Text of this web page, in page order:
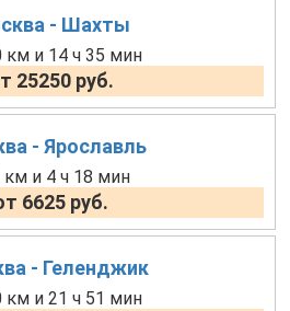
- Шахты
км и 14 ч 35 мин
25250 руб.
- Ярославль
км и 4 ч 18 мин
6625 руб.
- Геленджик
км и 21 ч 51 мин